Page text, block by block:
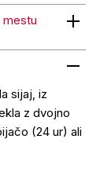
mestu
sijaj, iz
z dvojno
(24 ur) ali